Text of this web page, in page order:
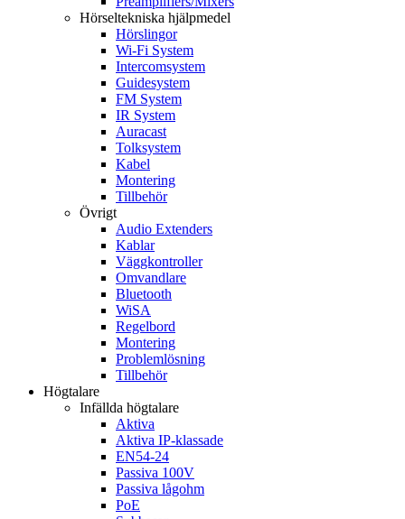
Hörseltekniska hjälpmedel
Hörslingor
Wi-Fi System
Intercomsystem
Guidesystem
FM System
IR System
Auracast
Tolksystem
Kabel
Montering
Tillbehör
Övrigt
Audio Extenders
Kablar
Väggkontroller
Omvandlare
Bluetooth
WiSA
Regelbord
Montering
Problemlösning
Tillbehör
Högtalare
Infällda högtalare
Aktiva
Aktiva IP-klassade
EN54-24
Passiva 100V
Passiva lågohm
PoE